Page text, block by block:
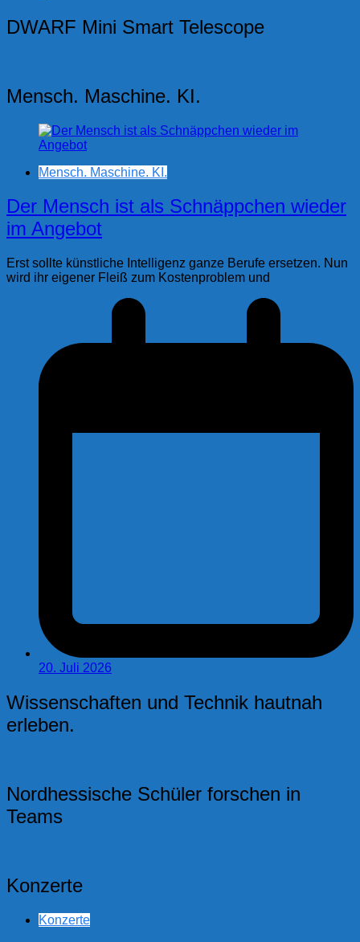
DWARF Mini Smart Telescope
Mensch. Maschine. KI.
Mensch. Maschine. KI.
Der Mensch ist als Schnäppchen wieder
im Angebot
Erst sollte künstliche Intelligenz ganze Berufe ersetzen. Nun
wird ihr eigener Fleiß zum Kostenproblem und
20. Juli 2026
Wissenschaften und Technik hautnah
erleben.
Nordhessische Schüler forschen in
Teams
Konzerte
Konzerte